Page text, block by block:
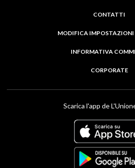
CONTATTI
MODIFICA IMPOSTAZIONI
INFORMATIVA
CORPORATE
Scarica l'app de